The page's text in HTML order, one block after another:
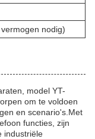
nodig)
model YT-
om te voldoen
en scenario's.Met
functies, zijn
industriële